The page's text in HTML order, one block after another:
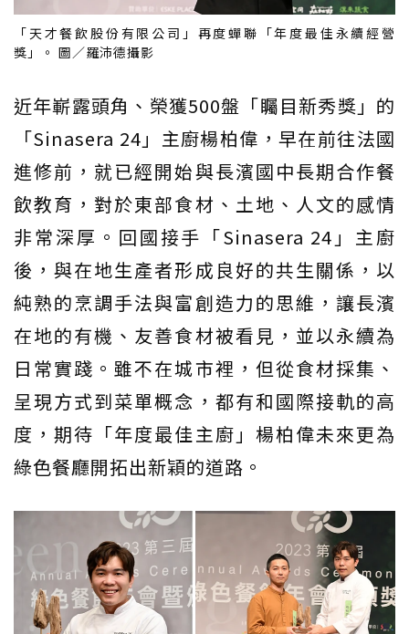
「天才餐飲股份有限公司」再度蟬聯「年度最佳永續經營
獎」。 圖／羅沛德攝影
近年嶄露頭角、榮獲500盤「矚目新秀獎」的
「Sinasera 24」主廚楊柏偉，早在前往法國
進修前，就已經開始與長濱國中長期合作餐
飲教育，對於東部食材、土地、人文的感情
非常深厚。回國接手「Sinasera 24」主廚
後，與在地生產者形成良好的共生關係，以
純熟的烹調手法與富創造力的思維，讓長濱
在地的有機、友善食材被看見，並以永續為
日常實踐。雖不在城市裡，但從食材採集、
呈現方式到菜單概念，都有和國際接軌的高
度，期待「年度最佳主廚」楊柏偉未來更為
綠色餐廳開拓出新穎的道路。